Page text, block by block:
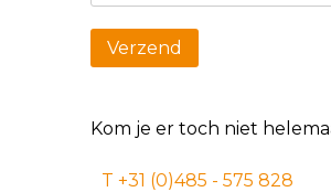
Kom je er toch niet
T +31 (0)485 - 575 828